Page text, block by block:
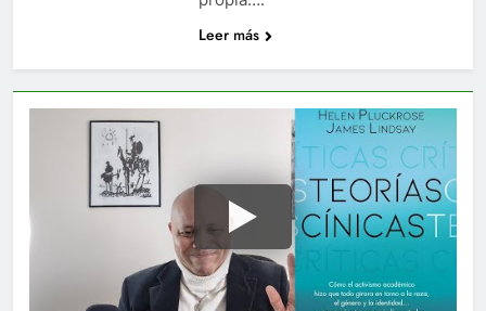
Leer más